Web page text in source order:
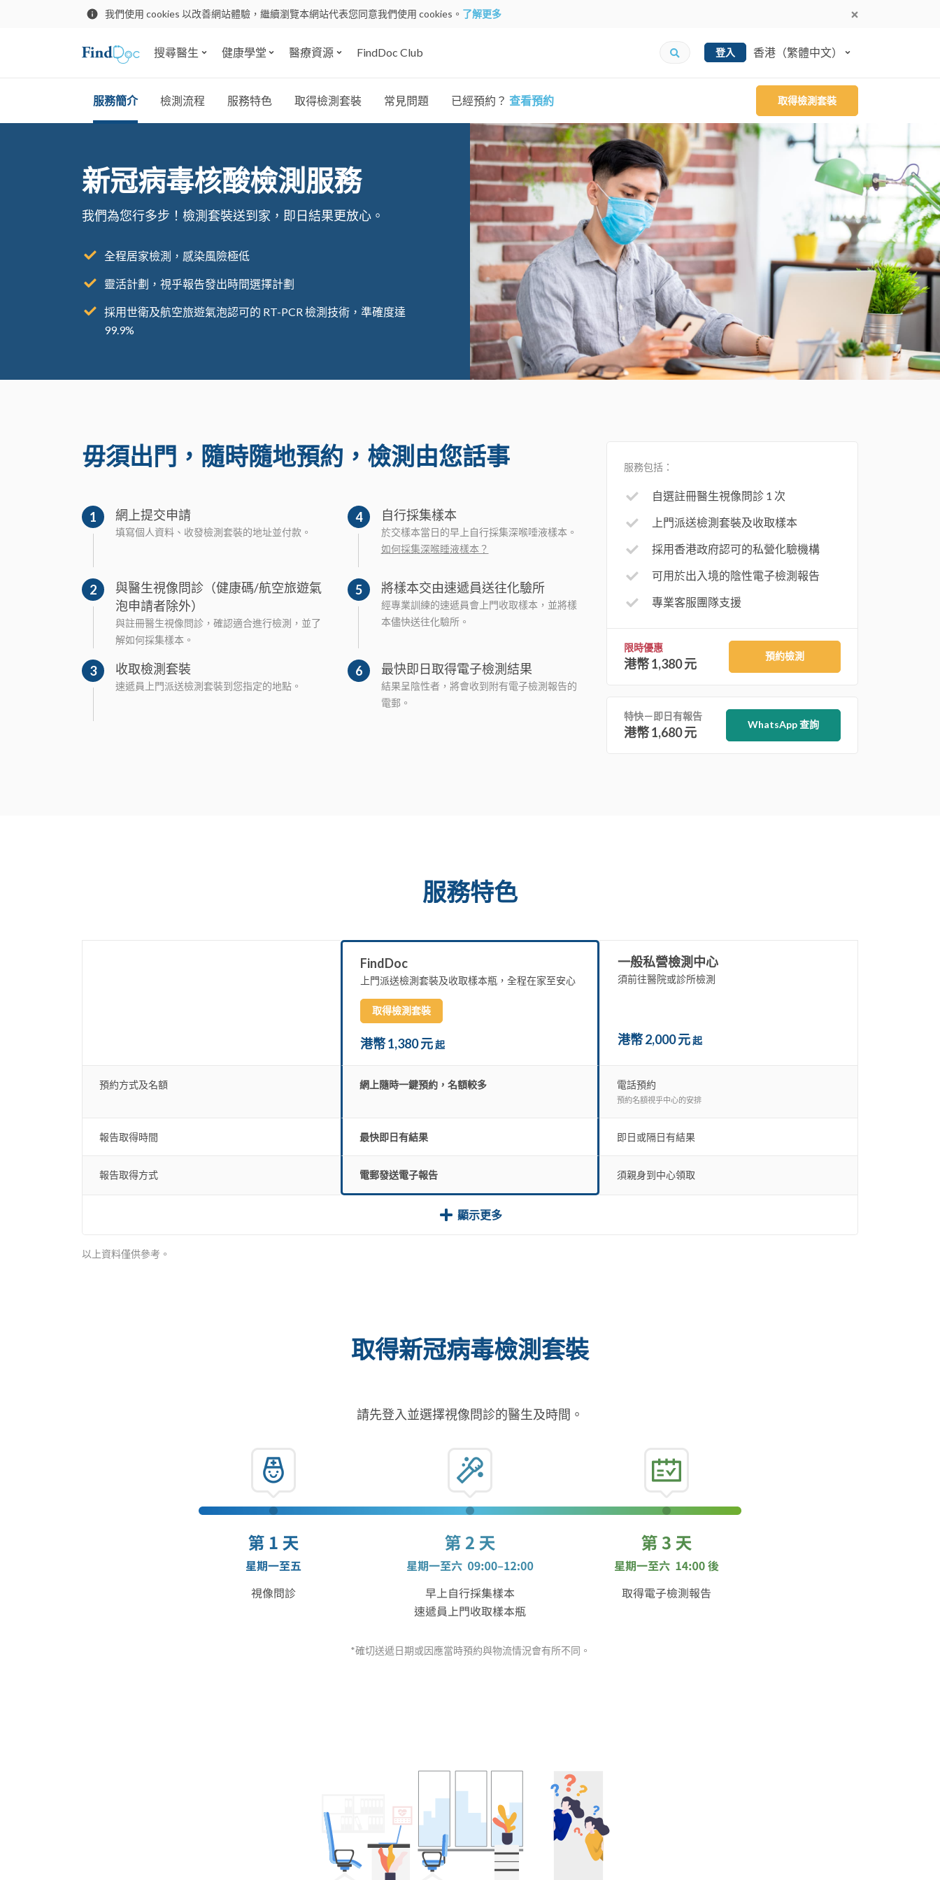
我們使用 cookies 以改善網站體驗，繼續瀏覽本網站代表您同意我們使用 cookies。 了解更多
搜尋醫生 健康學堂 醫療資源 FindDoc Club 登入 香港（繁體中文）
服務簡介 檢測流程 服務特色 取得檢測套裝 常見問題 已經預約？ 查看預約 取得檢測套裝
新冠病毒核酸檢測服務
我們為您行多步！檢測套裝送到家，即日結果更放心。
全程居家檢測，感染風險極低
靈活計劃，視乎報告發出時間選擇計劃
採用世衛及航空旅遊氣泡認可的 RT-PCR 檢測技術，準確度達
99.9%
毋須出門，隨時隨地預約，檢測由您話事
1 網上提交申請
填寫個人資料、收發檢測套裝的地址並付款。
2
與醫生視像問診（健康碼/航空旅遊氣
泡申請者除外）
與註冊醫生視像問診，確認適合進行檢測，並了
解如何採集樣本。
3 收取檢測套裝
速遞員上門派送檢測套裝到您指定的地點。
4 自行採集樣本
於交樣本當日的早上自行採集深喉唾液樣本。
如何採集深喉睡液樣本？
5 將樣本交由速遞員送往化驗所
經專業訓練的速遞員會上門收取樣本，並將樣
本儘快送往化驗所。
6 最快即日取得電子檢測結果
結果呈陰性者，將會收到附有電子檢測報告的
電郵。
服務包括：
自選註冊醫生視像問診 1 次
上門派送檢測套裝及收取樣本
採用香港政府認可的私營化驗機構
可用於出入境的陰性電子檢測報告
專業客服團隊支援
限時優惠
港幣 1,380 元
預約檢測
特快－即日有報告
港幣 1,680 元
WhatsApp 查詢
以上資料僅供參考。
FindDoc
上門派送檢測套裝及收取樣本瓶，全程在家至安心
取得檢測套裝
港幣 1,380 元起
一般私營檢測中心
須前往醫院或診所檢測
港幣 2,000 元起
預約方式及名額 網上隨時一鍵預約，名額較多 電話預約
預約名額視乎中心的安排
報告取得時間 最快即日有結果 即日或隔日有結果
報告取得方式 電郵發送電子報告 須親身到中心領取
服務特色
取得新冠病毒檢測套裝
請先登入並選擇視像問診的醫生及時間。
*確切送遞日期或因應當時預約與物流情況會有所不同。